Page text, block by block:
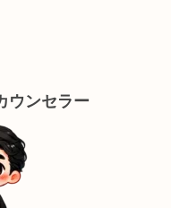
ウンセラー